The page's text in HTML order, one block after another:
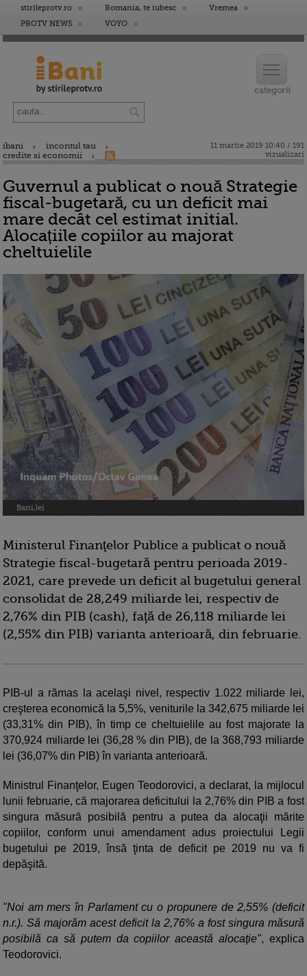
stirileprotv.ro Romania, te iubesc
Vremea
PROTV NEWS
VOYO
ibani
incontul tau
credite si economii
11 martie 2019 10:40 / 191
vizualizari
Guvernul a publicat o nouă Strategie
fiscal-bugetară, cu un deficit mai
mare decât cel estimat initial.
Alocațiile copiilor au majorat
cheltuielile
Bani,lei
Ministerul Finanţelor Publice a publicat o nouă
Strategie fiscal-bugetară pentru perioada 2019-
2021, care prevede un deficit al bugetului general
consolidat de 28,249 miliarde lei, respectiv de
2,76% din PIB (cash), faţă de 26,118 miliarde lei
(2,55% din PIB) varianta anterioară, din februarie.
PIB-ul a rămas la acelaşi nivel, respectiv 1.022 miliarde lei,
creşterea economică la 5,5%, veniturile la 342,675 miliarde lei
(33,31% din PIB), în timp ce cheltuielile au fost majorate la
370,924 miliarde lei (36,28 % din PIB), de la 368,793 miliarde
lei (36,07% din PIB) în varianta anterioară.
Ministrul Finanţelor, Eugen Teodorovici, a declarat, la mijlocul
lunii februarie, că majorarea deficitului la 2,76% din PIB a fost
singura măsură posibilă pentru a putea da alocaţii mărite
copiilor, conform unui amendament adus proiectului Legii
bugetului pe 2019, însă ţinta de deficit pe 2019 nu va fi
depăşită.
"Noi am mers în Parlament cu o propunere de 2,55% (deficit
n.r.). Să majorăm acest deficit la 2,76% a fost singura măsură
posibilă ca să putem da copiilor această alocaţie", explica
Teodorovici.